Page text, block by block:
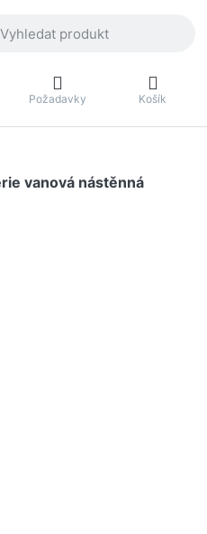
Požadavky Košík
vanová nástěnná